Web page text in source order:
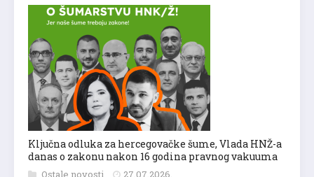
Ključna odluka za hercegovačke šume, Vlada HNŽ-a
danas o zakonu nakon 16 godina pravnog vakuuma
Ostale novosti 27.07.2026.